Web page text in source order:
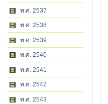
พ.ศ. 2537
พ.ศ. 2538
พ.ศ. 2539
พ.ศ. 2540
พ.ศ. 2541
พ.ศ. 2542
พ.ศ. 2543